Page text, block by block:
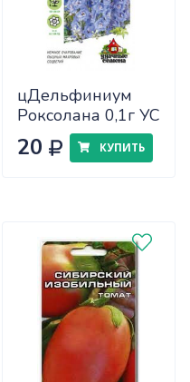
цДельфиниум
Роксолана 0,1г УС
20 КУПИТЬ